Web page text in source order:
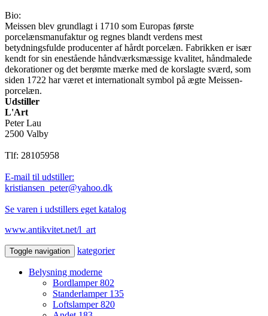
Bio:
Meissen blev grundlagt i 1710 som Europas første
porcelænsmanufaktur og regnes blandt verdens mest
betydningsfulde producenter af hårdt porcelæn. Fabrikken er især
kendt for sin enestående håndværksmæssige kvalitet, håndmalede
dekorationer og det berømte mærke med de korslagte sværd, som
siden 1722 har været et internationalt symbol på ægte Meissen-
porcelæn.
Udstiller
L'Art
Peter Lau
2500 Valby
Tlf: 28105958
E-mail til udstiller:
kristiansen_peter@yahoo.dk
Se varen i udstillers eget katalog
www.antikvitet.net/l_art
Toggle navigation kategorier
Belysning moderne
Bordlamper802
Standerlamper 135
Loftslamper820